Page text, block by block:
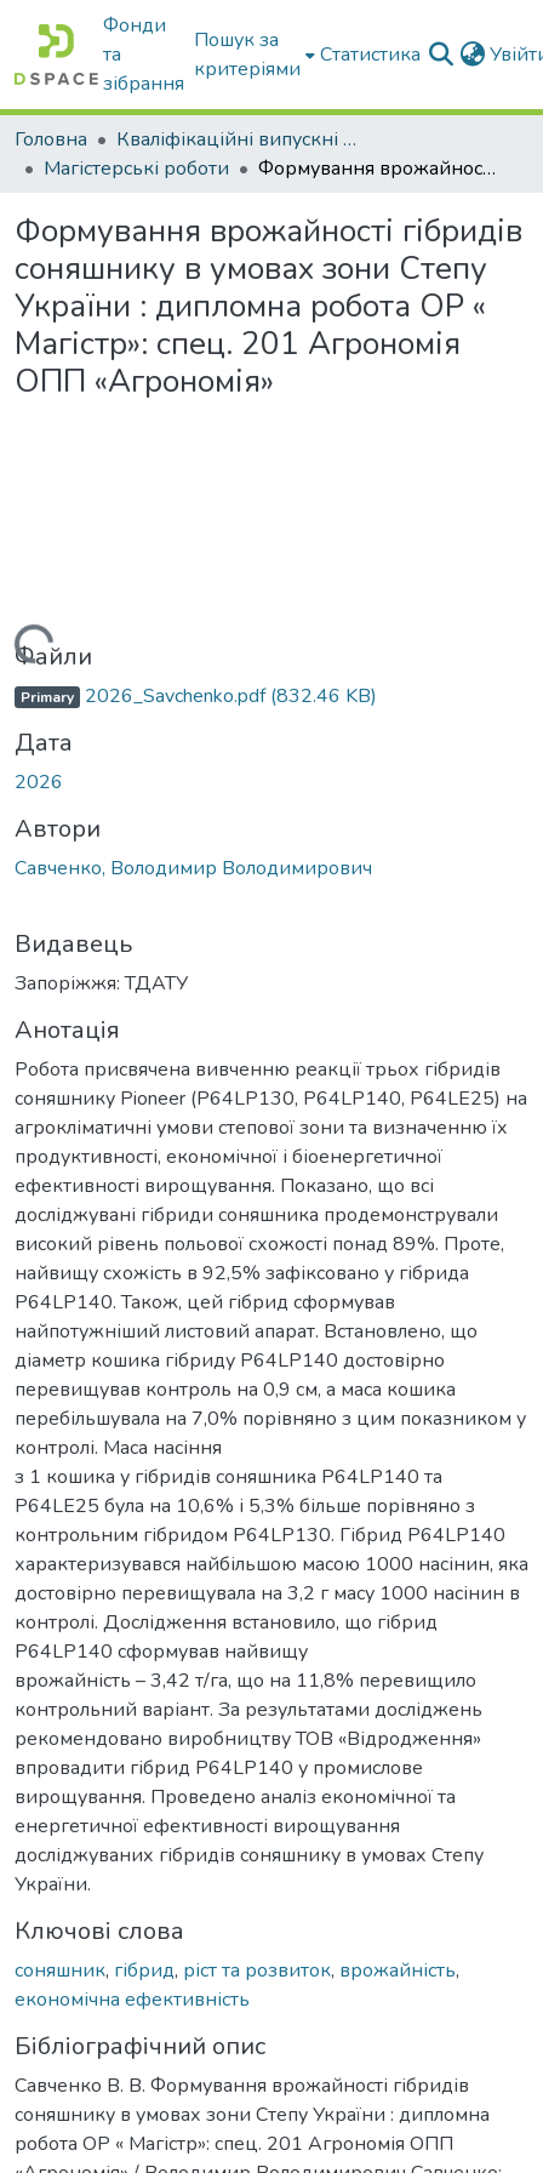
Фонди
та
зібрання
Пошук за
критеріями
Статистика
Головна
Кваліфікаційні випускні роботи бакалаврів і магістрів
Магістерські роботи
Формування врожайності гібридів соняшнику в умовах зони Степу України : дипломна робота ОР « Магістр»: спец. 201 Агрономія ОПП «Агрономія»
Формування врожайності гібридів
соняшнику в умовах зони Степу
України : дипломна робота ОР «
Магістр»: спец. 201 Агрономія
ОПП «Агрономія»
Файли
Primary 2026_Savchenko.pdf(832.46 KB)
Дата
2026
Автори
Савченко, Володимир Володимирович
Видавець
Запоріжжя: ТДАТУ
Анотація
Робота присвячена вивченню реакції трьох гібридів
соняшнику Pioneer (P64LP130, P64LP140, P64LE25) на
агрокліматичні умови степової зони та визначенню їх
продуктивності, економічної і біоенергетичної
ефективності вирощування. Показано, що всі
досліджувані гібриди соняшника продемонстрували
високий рівень польової схожості понад 89%. Проте,
найвищу схожість в 92,5% зафіксовано у гібрида
P64LP140. Також, цей гібрид сформував
найпотужніший листовий апарат. Встановлено, що
діаметр кошика гібриду P64LP140 достовірно
перевищував контроль на 0,9 см, а маса кошика
перебільшувала на 7,0% порівняно з цим показником у
контролі. Маса насіння
з 1 кошика у гібридів соняшника P64LP140 та
P64LE25 була на 10,6% і 5,3% більше порівняно з
контрольним гібридом P64LP130. Гібрид P64LP140
характеризувався найбільшою масою 1000 насінин, яка
достовірно перевищувала на 3,2 г масу 1000 насінин в
контролі. Дослідження встановило, що гібрид
P64LP140 сформував найвищу
врожайність – 3,42 т/га, що на 11,8% перевищило
контрольний варіант. За результатами досліджень
рекомендовано виробництву ТОВ «Відродження»
впровадити гібрид P64LP140 у промислове
вирощування. Проведено аналіз економічної та
енергетичної ефективності вирощування
досліджуваних гібридів соняшнику в умовах Степу
України.
Ключові слова
соняшник, гібрид, ріст та розвиток, врожайність,
економічна ефективність
Бібліографічний опис
Савченко В. В. Формування врожайності гібридів
соняшнику в умовах зони Степу України : дипломна
робота ОР « Магістр»: спец. 201 Агрономія ОПП